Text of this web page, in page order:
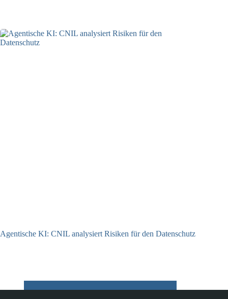
Agentische KI: CNIL analysiert Risiken für den Datenschutz